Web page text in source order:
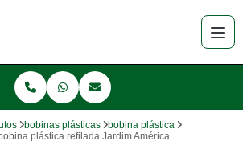
bobinas plásticas
bobina plástica
plástica refilada Jardim América